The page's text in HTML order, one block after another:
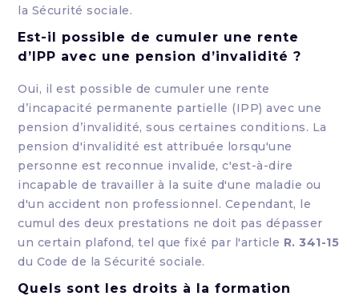
la Sécurité sociale.
Est-il possible de cumuler une rente
d’IPP avec une pension d’invalidité ?
Oui, il est possible de cumuler une rente
d’incapacité permanente partielle (IPP) avec une
pension d’invalidité, sous certaines conditions. La
pension d'invalidité est attribuée lorsqu'une
personne est reconnue invalide, c'est-à-dire
incapable de travailler à la suite d'une maladie ou
d'un accident non professionnel. Cependant, le
cumul des deux prestations ne doit pas dépasser
un certain plafond, tel que fixé par l'article R. 341-15
du Code de la Sécurité sociale.
Quels sont les droits à la formation